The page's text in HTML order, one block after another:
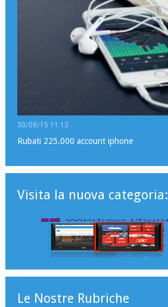
30/08/15 11:13
Rubati 225.000 account iphone
Visita la nuova categoria:
Le Nostre Rubriche